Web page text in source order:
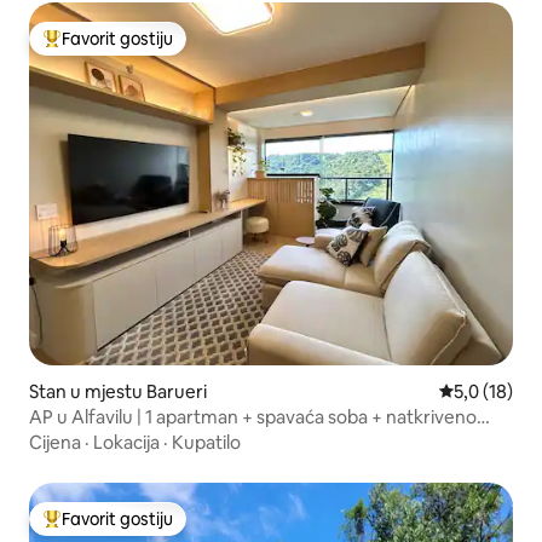
Glavni favorit gostiju
Favorit gostiju
Stan u mjestu Barueri Prosječna
5,0 (18)
AP u Alfavilu | 1 apartman + spavaća soba + natkriveno
parking mesto
Cijena · Lokacija · Kupatilo
Glavni favorit gostiju
Favorit gostiju